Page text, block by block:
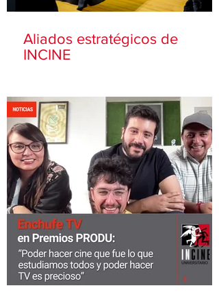
Aliados estratégicos de
INCINE